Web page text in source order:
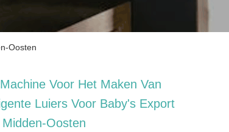
Oosten
Voor Het Maken Van
Luiers Voor Baby's Export
Oosten